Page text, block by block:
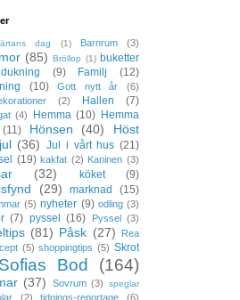
dag (1) Barnrum (3)
(85) Bröllop (1) buketter
dukning (9) Familj
(12)
(10) Gott nytt år
(6)
(2) Hallen (7)
(4) Hemma (10) Hemma
(11) Hönsen (40)
Höst
jul (36) Jul i vårt hus (21)
(19) kakfat (2) Kaninen (3)
(32) köket (9)
(29) marknad (15)
(5) nyheter (9) odling (3)
(7) pyssel (16) Pyssel (3)
(81) Påsk (27)
Rea
(5) shoppingtips (5) Skrot
Sofias Bod (164)
(37) Sovrum (3)
speglar
(2) tidnings-reportage (6)